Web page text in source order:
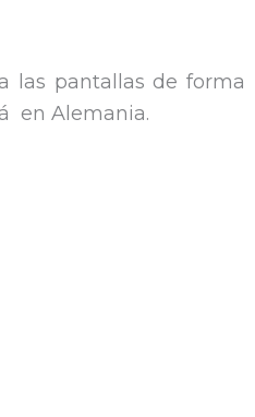
las pantallas de forma
en Alemania.